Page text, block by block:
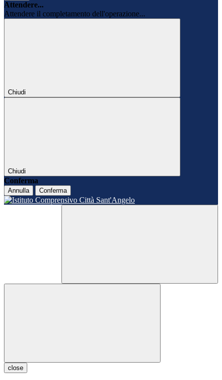
Attendere...
Attendere il completamento dell'operazione...
Chiudi
Chiudi
Conferma
Annulla Conferma
close